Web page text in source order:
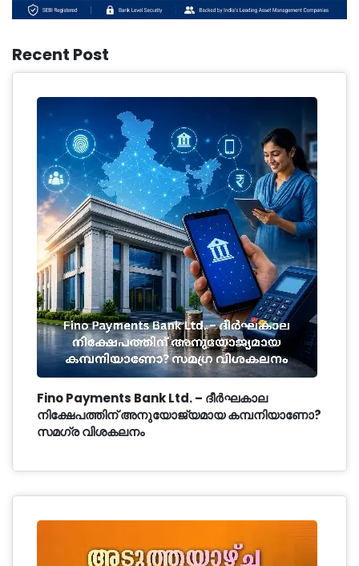
Recent Post
Fino Payments Bank Ltd. – ദീർഘകാല
നിക്ഷേപത്തിന് അനുയോജ്യമായ കമ്പനിയാണോ?
സമഗ്ര വിശകലനം